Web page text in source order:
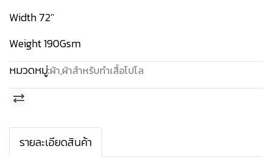
Width 72''
Weight 190Gsm
หมวดหมู่:ผ้า,ผ้าสำหรับทำเสื้อโปโล
รายละเอียดสินค้า